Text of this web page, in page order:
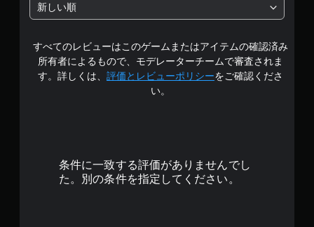
新しい順
すべてのレビューはこのゲームまたはアイテムの確認済み
所有者によるもので、モデレーターチームで審査されま
す。詳しくは、 評価とレビューポリシーをご確認くださ
い。
条件に一致する評価がありませんでし
た。別の条件を指定してください。